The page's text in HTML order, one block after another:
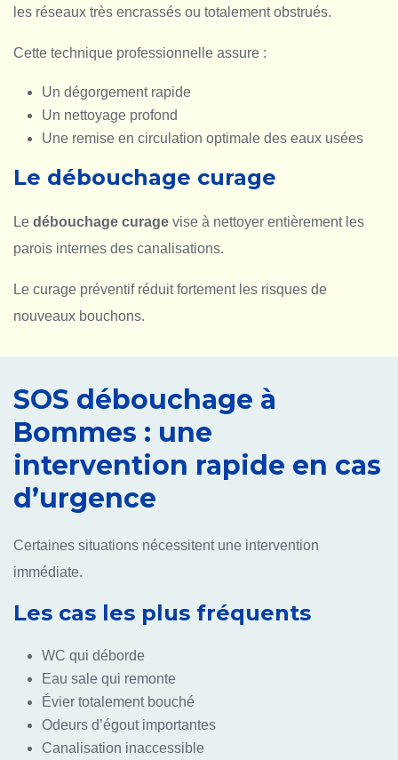
les réseaux très encrassés ou totalement obstrués.
Cette technique professionnelle assure :
Un dégorgement rapide
Un nettoyage profond
Une remise en circulation optimale des eaux usées
Le débouchage curage
Le débouchage curage vise à nettoyer entièrement les
parois internes des canalisations.
Le curage préventif réduit fortement les risques de
nouveaux bouchons.
SOS débouchage à
Bommes : une
intervention rapide en cas
d’urgence
Certaines situations nécessitent une intervention
immédiate.
Les cas les plus fréquents
WC qui déborde
Eau sale qui remonte
Évier totalement bouché
Odeurs d’égout importantes
Canalisation inaccessible